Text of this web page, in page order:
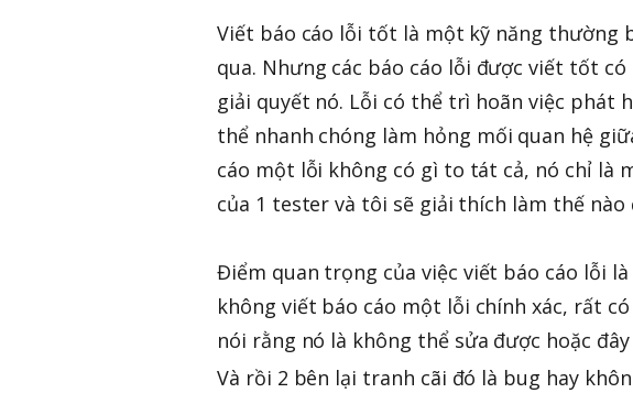
Viết báo cáo lỗi tốt là một kỹ năng thường
qua. Nhưng các báo cáo lỗi được viết tốt
giải quyết nó. Lỗi có thể trì hoãn việc phát
thể nhanh chóng làm hỏng mối quan hệ
cáo một lỗi không có gì to tát cả, nó chỉ là
của 1 tester và tôi sẽ giải thích làm thế nào
Điểm quan trọng của việc viết báo cáo lỗi
không viết báo cáo một lỗi chính xác, rất
nói rằng nó là không thể sửa được hoặc
Và rồi 2 bên lại tranh cãi đó là bug hay